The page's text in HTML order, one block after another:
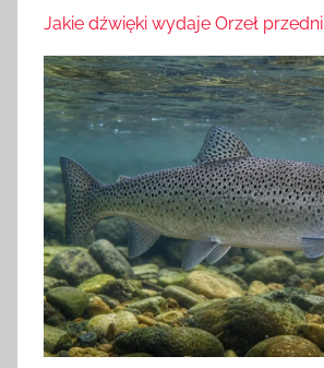
Jakie dźwięki wydaje Orzeł przedni